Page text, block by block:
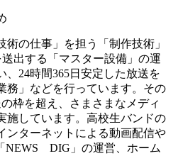
術の仕事」を担う「制作技術」
出する「マスター設備」の運
、24時間365日安定した放送を
務」などを行っています。その
枠を超え、さまさまなメディ
施しています。高校生バンドの
ンターネットによる動画配信や
NEWS DIG」の運営、ホーム